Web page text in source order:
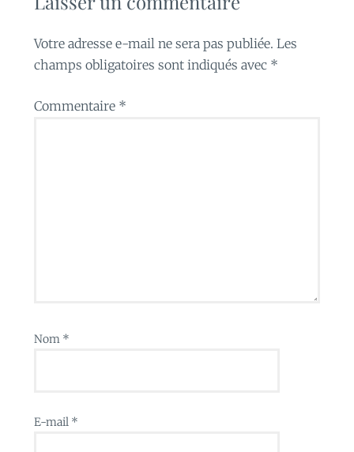
Votre adresse e-mail ne sera pas publiée. Les
champs obligatoires sont indiqués avec *
Commentaire *
Nom *
E-mail *